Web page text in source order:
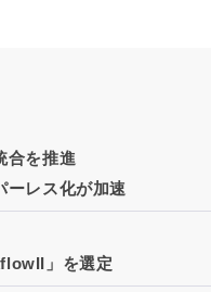
合を推進
ーレス化が加速
」を選定